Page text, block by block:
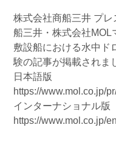
株式会社商船三井 プ
船三井・株式会社
敷設船における水中ド
験の記事が掲載されま
日本語版
https://www.mol.co.jp/
インターナショナル版
https://www.mol.co.jp/